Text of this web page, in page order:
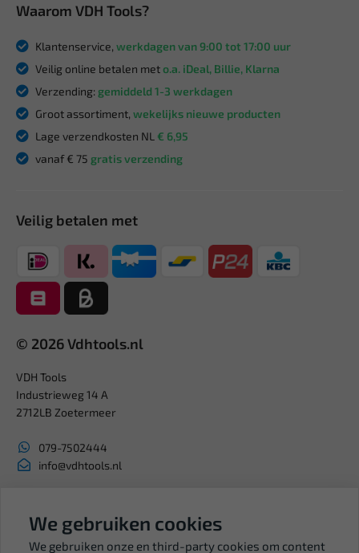
Waarom VDH Tools?
Klantenservice, werkdagen van 9:00 tot 17:00 uur
Veilig online betalen meto.a. iDeal, Billie, Klarna
Verzending: gemiddeld 1-3 werkdagen
Groot assortiment, wekelijks nieuwe producten
Lage verzendkosten NL € 6,95
vanaf € 75 gratis verzending
Veilig betalen met
© 2026 Vdhtools.nl
VDH Tools
Industrieweg 14 A
2712LB Zoetermeer
079-7502444
info@vdhtools.nl
BTW: NL819958657B01
We gebruiken cookies
We gebruiken onze en third-party cookies om content